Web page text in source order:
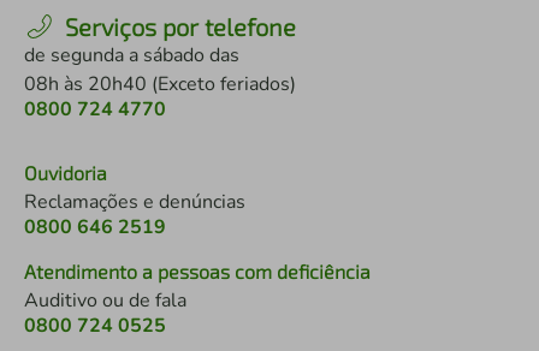
Serviços por telefone
de segunda a sábado das
08h às 20h40 (Exceto feriados)
0800 724 4770
Ouvidoria
Reclamações e denúncias
0800 646 2519
Atendimento a pessoas com deficiência
Auditivo ou de fala
0800 724 0525